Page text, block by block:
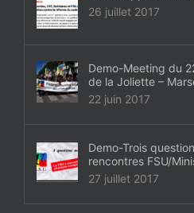
26 juillet 2017
Demo-Meeting du
de la Joliette –
22 juin 2017
Demo-Trois
rencontres FSU/
27 juillet 2017